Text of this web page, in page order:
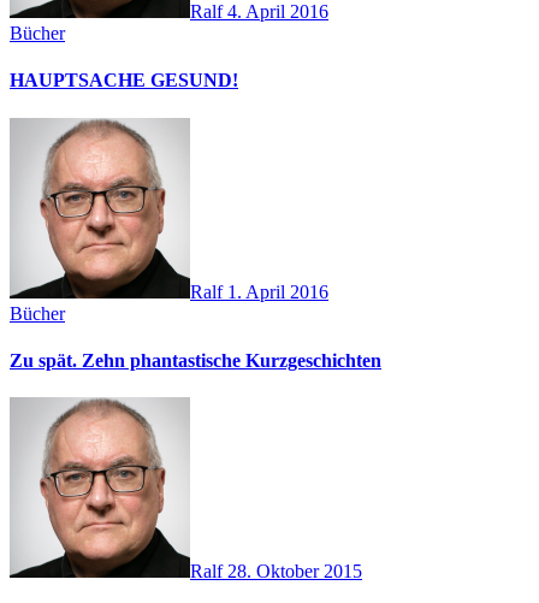
Ralf4. April 2016
Bücher
HAUPTSACHE GESUND!
Ralf 1. April 2016
Bücher
Zu spät. Zehn phantastische Kurzgeschichten
Ralf 28. Oktober 2015